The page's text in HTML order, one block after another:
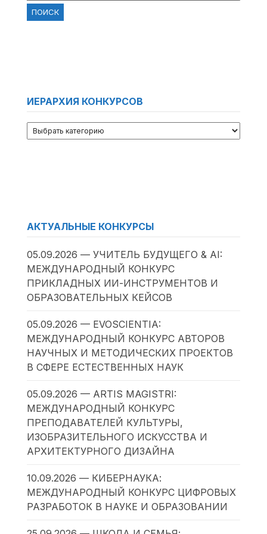
ИЕРАРХИЯ КОНКУРСОВ
АКТУАЛЬНЫЕ КОНКУРСЫ
05.09.2026 — УЧИТЕЛЬ БУДУЩЕГО & AI:
МЕЖДУНАРОДНЫЙ КОНКУРС
ПРИКЛАДНЫХ ИИ-ИНСТРУМЕНТОВ И
ОБРАЗОВАТЕЛЬНЫХ КЕЙСОВ
05.09.2026 — EVOSCIENTIA:
МЕЖДУНАРОДНЫЙ КОНКУРС АВТОРОВ
НАУЧНЫХ И МЕТОДИЧЕСКИХ ПРОЕКТОВ
В СФЕРЕ ЕСТЕСТВЕННЫХ НАУК
05.09.2026 — ARTIS MAGISTRI:
МЕЖДУНАРОДНЫЙ КОНКУРС
ПРЕПОДАВАТЕЛЕЙ КУЛЬТУРЫ,
ИЗОБРАЗИТЕЛЬНОГО ИСКУССТВА И
АРХИТЕКТУРНОГО ДИЗАЙНА
10.09.2026 — КИБЕРНАУКА:
МЕЖДУНАРОДНЫЙ КОНКУРС ЦИФРОВЫХ
РАЗРАБОТОК В НАУКЕ И ОБРАЗОВАНИИ